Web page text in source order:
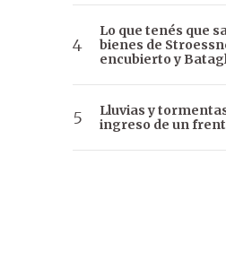
Lo que tenés que
bienes de
encubierto y
Lluvias y
ingreso de un